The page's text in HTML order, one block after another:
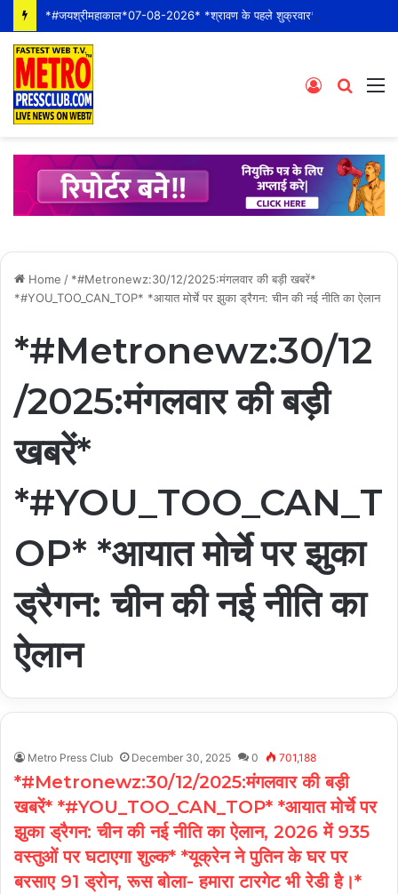
Search
Log
Home / *#Metronewz:30/12/2025:मंगलवार की बड़ी खबरें*
*#YOU_TOO_CAN_TOP* *आयात मोर्चे पर झुका ड्रैगन: चीन की नई नीति का ऐलान
*#Metronewz:30/12
/2025:मंगलवार की बड़ी
खबरें*
*#YOU_TOO_CAN_T
OP* *आयात मोर्चे पर झुका
ड्रैगन: चीन की नई नीति का
ऐलान
Metro Press Club December 30, 2025 0 701,188
*#Metronewz:30/12/2025:मंगलवार की बड़ी
खबरें* *#YOU_TOO_CAN_TOP* *आयात मोर्चे पर
झुका ड्रैगन: चीन की नई नीति का ऐलान, 2026 में 935
वस्तुओं पर घटाएगा शुल्क* *यूक्रेन ने पुतिन के घर पर
बरसाए 91 ड्रोन, रूस बोला- हमारा टारगेट भी रेडी है।*